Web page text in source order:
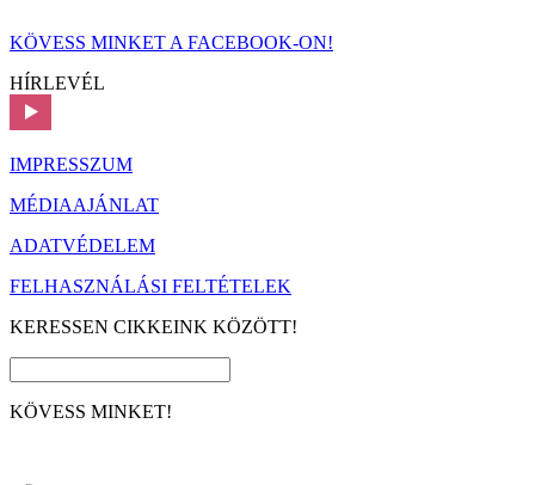
KÖVESS MINKET A FACEBOOK-ON!
HÍRLEVÉL
IMPRESSZUM
MÉDIAAJÁNLAT
ADATVÉDELEM
FELHASZNÁLÁSI FELTÉTELEK
KERESSEN CIKKEINK KÖZÖTT!
KÖVESS MINKET!